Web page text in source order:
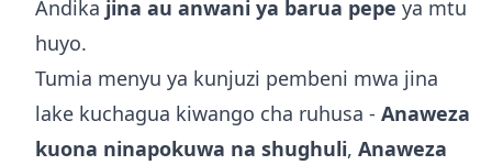
Andika jina au anwani ya barua pepe ya mtu
huyo.
Tumia menyu ya kunjuzi pembeni mwa jina
lake kuchagua kiwango cha ruhusa - Anaweza
kuona ninapokuwa na shughuli, Anaweza